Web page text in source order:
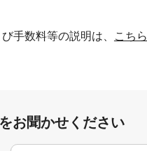
手数料等の説明は、 こちら
お聞かせください